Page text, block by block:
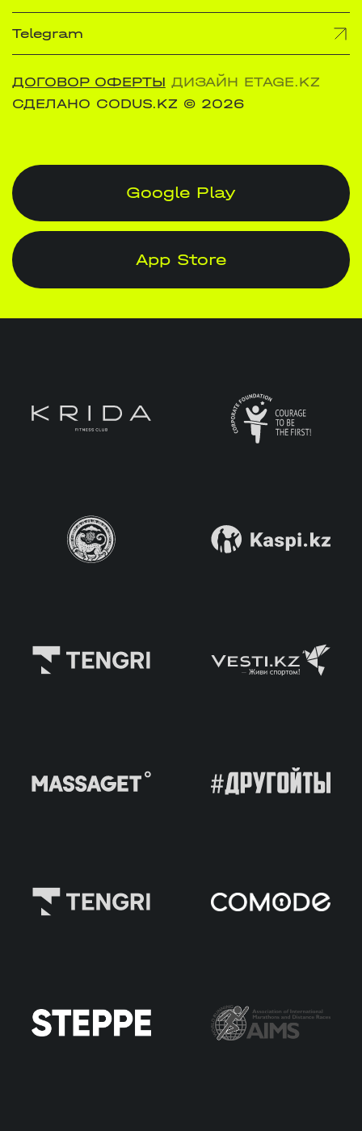
Telegram
ДОГОВОР ОФЕРТЫ ДИЗАЙН ETAGE.KZ
СДЕЛАНО CODUS.KZ © 2026
Google Play
App Store